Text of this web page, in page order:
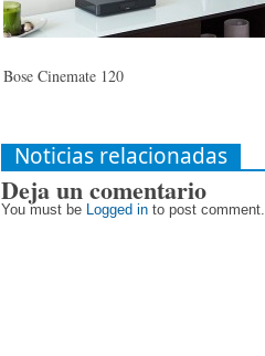
Bose Cinemate 120
Noticias relacionadas
Deja un comentario
You must be Logged in to post comment.